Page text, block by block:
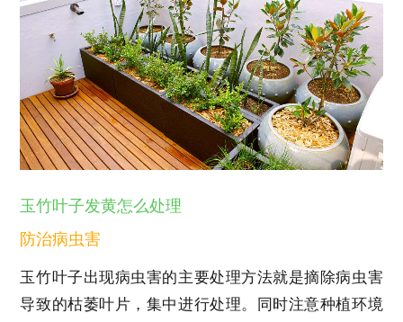
玉竹叶子发黄怎么处理
防治病虫害
玉竹叶子出现病虫害的主要处理方法就是摘除病虫害
导致的枯萎叶片，集中进行处理。同时注意种植环境